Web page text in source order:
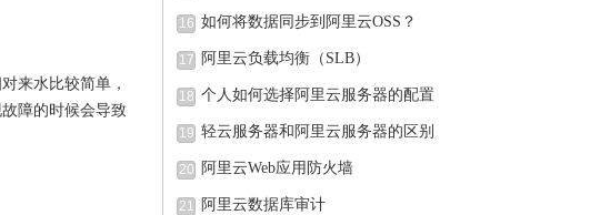
来水比较简单，
障的时候会导致
16 如何将数据同步到阿里云OSS？
17 阿里云负载均衡（SLB）
18 个人如何选择阿里云服务器的配置
19 轻云服务器和阿里云服务器的区别
20 阿里云Web应用防火墙
21 阿里云数据库审计